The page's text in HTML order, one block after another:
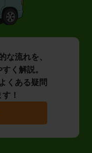
な流れを、
く解説。
くある疑問
！